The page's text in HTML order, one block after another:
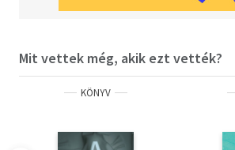
Mit vettek még, akik ezt vették?
KÖNYV